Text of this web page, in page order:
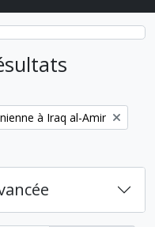
à Iraq al-Amir